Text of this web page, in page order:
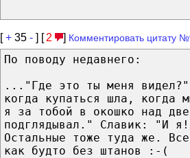
[+ 35 - ] [ 2 ] Комментировать цитату
По поводу недавнего:
..."Где это ты меня
когда купаться шла, когда
я за тобой в окошко над
подглядывал." Славик: "И
Остальные тоже туда же.
как будто без штанов :-(